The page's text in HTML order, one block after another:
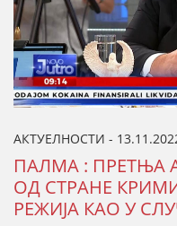
АКТУЕЛНОСТИ -
ПАЛМА : ПРЕТЊА
ОД СТРАНЕ
РЕЖИЈА КАО У